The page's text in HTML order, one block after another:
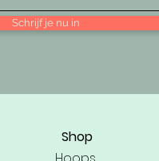
Schrijf je nu in
Shop